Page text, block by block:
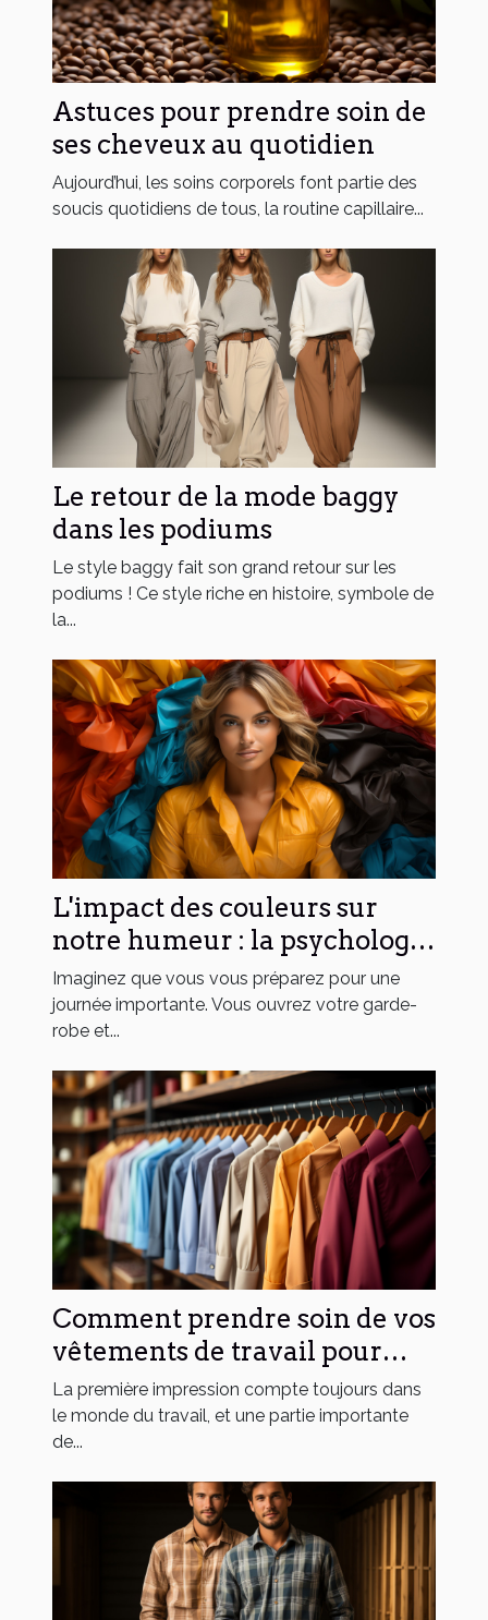
Astuces pour prendre soin de
ses cheveux au quotidien
Aujourd’hui, les soins corporels font partie des
soucis quotidiens de tous, la routine capillaire...
Le retour de la mode baggy
dans les podiums
Le style baggy fait son grand retour sur les
podiums ! Ce style riche en histoire, symbole de
la...
L'impact des couleurs sur
notre humeur : la psychologie
de la couleur dans la mode
Imaginez que vous vous préparez pour une
journée importante. Vous ouvrez votre garde-
robe et...
Comment prendre soin de vos
vêtements de travail pour
prolonger leur durée de vie
La première impression compte toujours dans
le monde du travail, et une partie importante
de...